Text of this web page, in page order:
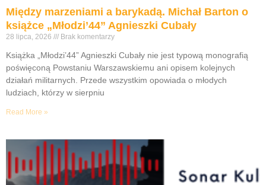
Między marzeniami a barykadą. Michał Barton o
książce „Młodzi’44” Agnieszki Cubały
28 lipca, 2026 Brak komentarzy
Książka „Młodzi’44” Agnieszki Cubały nie jest typową monografią
poświęconą Powstaniu Warszawskiemu ani opisem kolejnych
działań militarnych. Przede wszystkim opowiada o młodych
ludziach, którzy w sierpniu
Read More »